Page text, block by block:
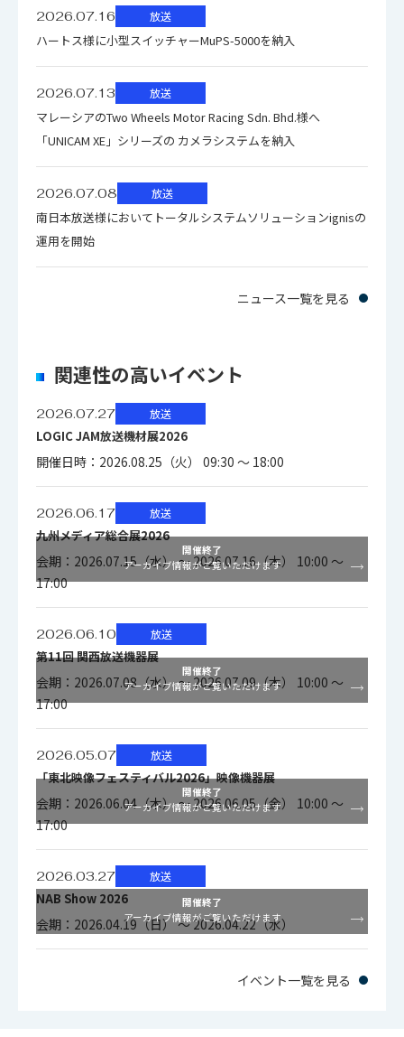
2026.07.16 放送
ハートス様に小型スイッチャーMuPS-5000を納入
2026.07.13 放送
マレーシアのTwo Wheels Motor Racing Sdn. Bhd.様へ
「UNICAM XE」シリーズの カメラシステムを納入
2026.07.08 放送
南日本放送様においてトータルシステムソリューションignisの
運用を開始
ニュース一覧を見る
関連性の高いイベント
2026.07.27 放送
LOGIC JAM放送機材展2026
開催日時：2026.08.25（火） 09:30 ～ 18:00
2026.06.17 放送
九州メディア総合展2026
会期：2026.07.15（水） ～ 2026.07.16（木） 10:00 ～
17:00
開催終了
アーカイブ情報がご覧いただけます
2026.06.10 放送
第11回 関西放送機器展
会期：2026.07.08（水） ～ 2026.07.09（木） 10:00 ～
17:00
開催終了
アーカイブ情報がご覧いただけます
2026.05.07 放送
「東北映像フェスティバル2026」映像機器展
会期：2026.06.04（木） ～ 2026.06.05（金） 10:00 ～
17:00
開催終了
アーカイブ情報がご覧いただけます
2026.03.27 放送
NAB Show 2026
会期：2026.04.19（日） ～ 2026.04.22（水）
開催終了
アーカイブ情報がご覧いただけます
イベント一覧を見る